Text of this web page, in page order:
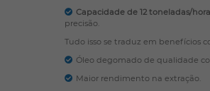
Capacidade de 12 toneladas/hora
precisão.
Tudo isso se traduz em benefícios
Óleo degomado de qualidade
Maior rendimento na extração.